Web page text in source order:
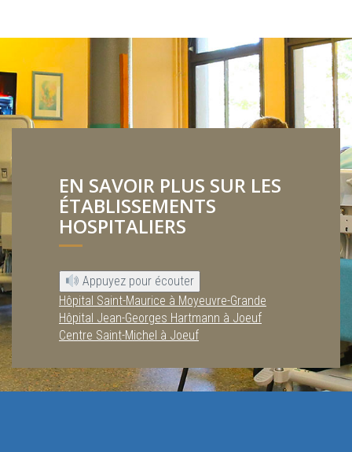
EN SAVOIR PLUS SUR LES
ÉTABLISSEMENTS
HOSPITALIERS
Appuyez pour écouter
Hôpital Saint-Maurice à Moyeuvre-Grande
Hôpital Jean-Georges Hartmann à Joeuf
Centre Saint-Michel à Joeuf